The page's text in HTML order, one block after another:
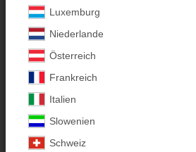
Luxemburg
Niederlande
Österreich
Frankreich
Italien
Slowenien
Schweiz